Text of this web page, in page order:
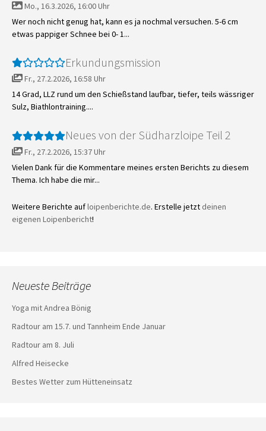
Mo., 16.3.2026, 16:00 Uhr
Wer noch nicht genug hat, kann es ja nochmal versuchen. 5-6 cm
etwas pappiger Schnee bei 0- 1...
Erkundungsmission
Fr., 27.2.2026, 16:58 Uhr
14 Grad, LLZ rund um den Schießstand laufbar, tiefer, teils wässriger
Sulz, Biathlontraining....
Neues von der Südharzloipe Teil 2
Fr., 27.2.2026, 15:37 Uhr
Vielen Dank für die Kommentare meines ersten Berichts zu diesem
Thema. Ich habe die mir...
Weitere Berichte aufloipenberichte.de. Erstelle jetzt deinen
eigenen Loipenbericht!
Neueste Beiträge
Yoga mit Andrea Bönig
Radtour am 15.7. und Tannheim Ende Januar
Radtour am 8. Juli
Alfred Heisecke
Bestes Wetter zum Hütteneinsatz